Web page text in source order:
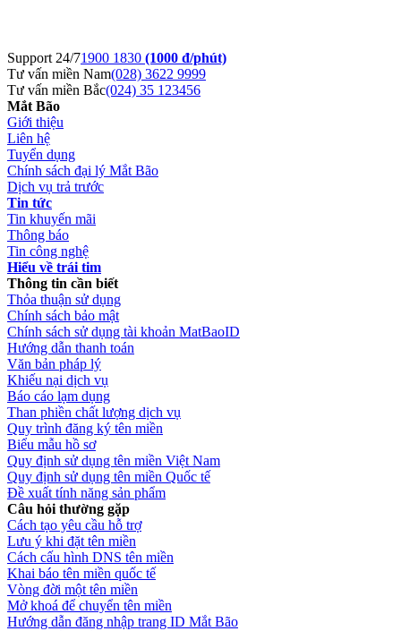
Support 24/71900 1830 (1000 đ/phút)
Tư vấn miền Nam(028) 3622 9999
Tư vấn miền Bắc(024) 35 123456
Mắt Bão
Giới thiệu
Liên hệ
Tuyển dụng
Chính sách đại lý Mắt Bão
Dịch vụ trả trước
Tin tức
Tin khuyến mãi
Thông báo
Tin công nghệ
Hiểu về trái tim
Thông tin cần biết
Thỏa thuận sử dụng
Chính sách bảo mật
Chính sách sử dụng tài khoản MatBaoID
Hướng dẫn thanh toán
Văn bản pháp lý
Khiếu nại dịch vụ
Báo cáo lạm dụng
Than phiền chất lượng dịch vụ
Quy trình đăng ký tên miền
Biểu mẫu hồ sơ
Quy định sử dụng tên miền Việt Nam
Quy định sử dụng tên miền Quốc tế
Đề xuất tính năng sản phẩm
Câu hỏi thường gặp
Cách tạo yêu cầu hỗ trợ
Lưu ý khi đặt tên miền
Cách cấu hình DNS tên miền
Khai báo tên miền quốc tế
Vòng đời một tên miền
Mở khoá để chuyển tên miền
Hướng dẫn đăng nhập trang ID Mắt Bão